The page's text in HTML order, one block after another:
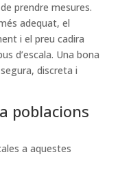
prendre mesures.
adequat, el
i el preu cadira
d’escala. Una bona
discreta i
poblacions
a aquestes